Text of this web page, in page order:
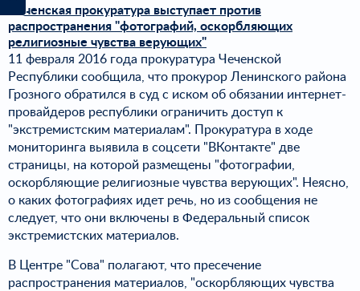
Чеченская прокуратура выступает против
распространения "фотографий, оскорбляющих
религиозные чувства верующих"
11 февраля 2016 года прокуратура Чеченской
Республики сообщила, что прокурор Ленинского района
Грозного обратился в суд с иском об обязании интернет-
провайдеров республики ограничить доступ к
"экстремистским материалам". Прокуратура в ходе
мониторинга выявила в соцсети "ВКонтакте" две
страницы, на которой размещены "фотографии,
оскорбляющие религиозные чувства верующих". Неясно,
о каких фотографиях идет речь, но из сообщения не
следует, что они включены в Федеральный список
экстремистских материалов.
В Центре "Сова" полагают, что пресечение
распространения материалов, "оскорбляющих чувства